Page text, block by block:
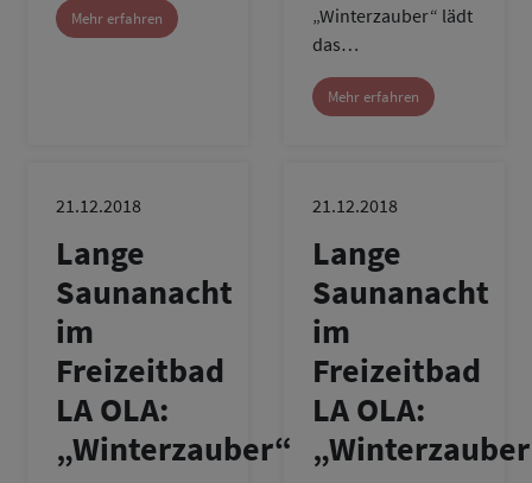
Mehr erfahren
„Winterzauber“ lädt
das…
Mehr erfahren
21.12.2018
Lange
Saunanacht
im
Freizeitbad
LA OLA:
„Winterzauber“
21.12.2018
Lange
Saunanacht
im
Freizeitbad
LA OLA: